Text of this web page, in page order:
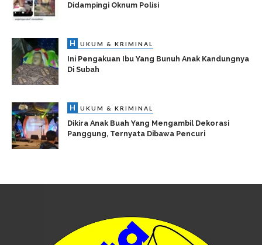
Didampingi Oknum Polisi
H UKUM & KRIMINAL
Ini Pengakuan Ibu Yang Bunuh Anak Kandungnya
Di Subah
H UKUM & KRIMINAL
Dikira Anak Buah Yang Mengambil Dekorasi
Panggung, Ternyata Dibawa Pencuri